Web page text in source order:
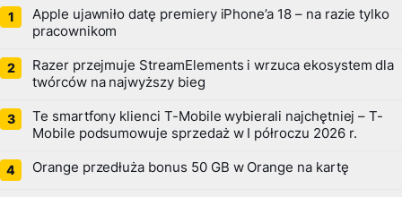
Apple ujawniło datę premiery iPhone’a 18 – na razie tylko
pracownikom
Razer przejmuje StreamElements i wrzuca ekosystem dla
twórców na najwyższy bieg
Te smartfony klienci T-Mobile wybierali najchętniej – T-
Mobile podsumowuje sprzedaż w I półroczu 2026 r.
Orange przedłuża bonus 50 GB w Orange na kartę